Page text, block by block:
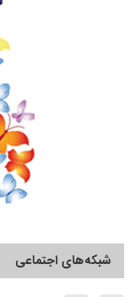
شبکه‌های اجتماعی